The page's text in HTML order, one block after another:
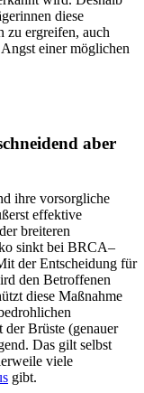
diese
zu ergreifen, auch
einer möglichen
aber
ihre vorsorgliche
effektive
breiteren
sinkt bei BRCA–
der Entscheidung für
den Betroffenen
diese Maßnahme
der Brüste (genauer
Das gilt selbst
viele
gibt.